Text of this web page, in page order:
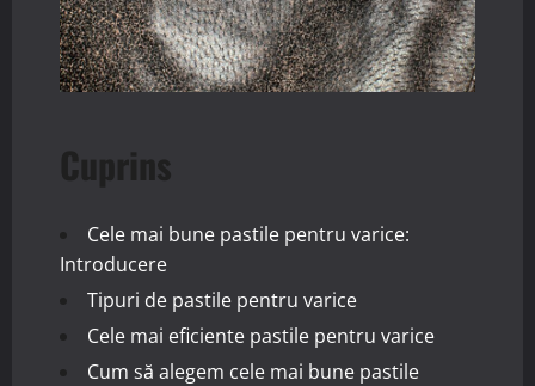
Cuprins
Cele mai bune pastile pentru varice:
Introducere
Tipuri de pastile pentru varice
Cele mai eficiente pastile pentru varice
Cum să alegem cele mai bune pastile